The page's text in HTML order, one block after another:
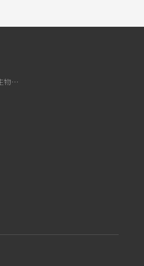
2021禽場生物安全手冊